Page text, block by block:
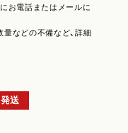
お電話またはメールに
量などの不備など、詳細
送